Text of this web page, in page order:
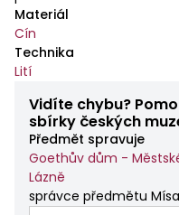
Materiál
Cín
Technika
Lití
Vidíte chybu?
sbírky českých
Předmět spravuje
Goethův dům -
Lázně
správce předmětu